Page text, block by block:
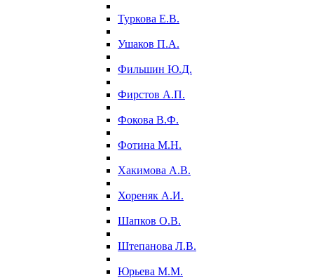
Туркова Е.В.
Ушаков П.А.
Фильшин Ю.Д.
Фирстов А.П.
Фокова В.Ф.
Фотина М.Н.
Хакимова А.В.
Хореняк А.И.
Шапков О.В.
Штепанова Л.В.
Юрьева М.М.